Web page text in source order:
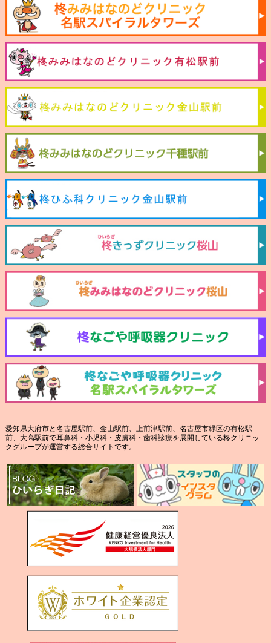
愛知県大府市と名古屋駅前、金山駅前、上前津駅前、名古屋市緑区の有松駅
前、大高駅前で耳鼻科・小児科・皮膚科・歯科診療を展開している柊クリニッ
クグループが運営する総合サイトです。